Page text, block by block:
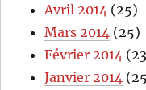
Avril 2014 (25)
Mars 2014 (25)
Février 2014
Janvier 2014